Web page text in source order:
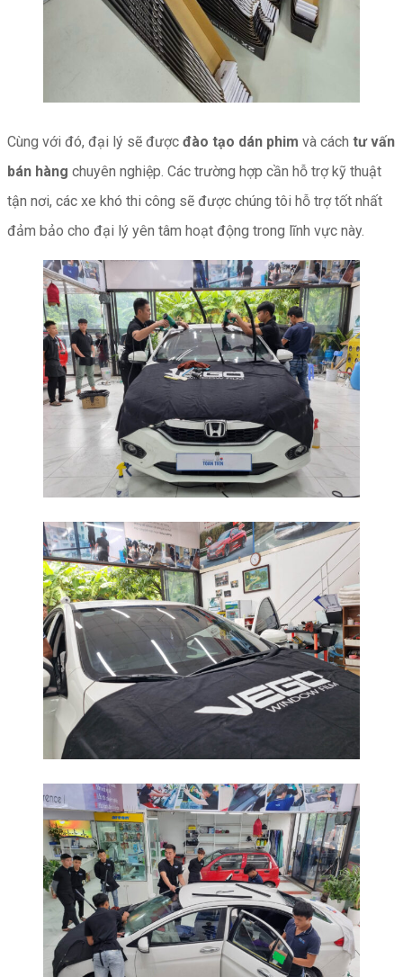
Cùng với đó, đại lý sẽ được đào tạo dán phim và cách tư vấn
bán hàng chuyên nghiệp. Các trường hợp cần hỗ trợ kỹ thuật
tận nơi, các xe khó thi công sẽ được chúng tôi hỗ trợ tốt nhất
đảm bảo cho đại lý yên tâm hoạt động trong lĩnh vực này.